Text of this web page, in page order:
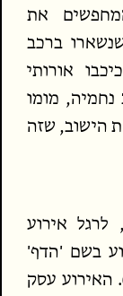
את
ברכב
אורותי
נחמיה, מומו
הישוב, שזה
לרגל אירוע
בשם 'הדף'
האירוע עסק